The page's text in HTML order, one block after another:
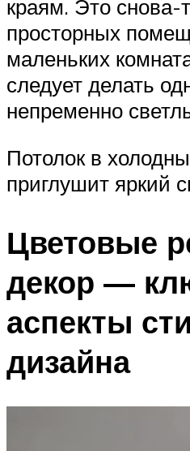
краям. Это снова-
просторных
маленьких
следует делать
непременно
Потолок в
приглушит яркий
Цветовые
декор —
аспекты
дизайна